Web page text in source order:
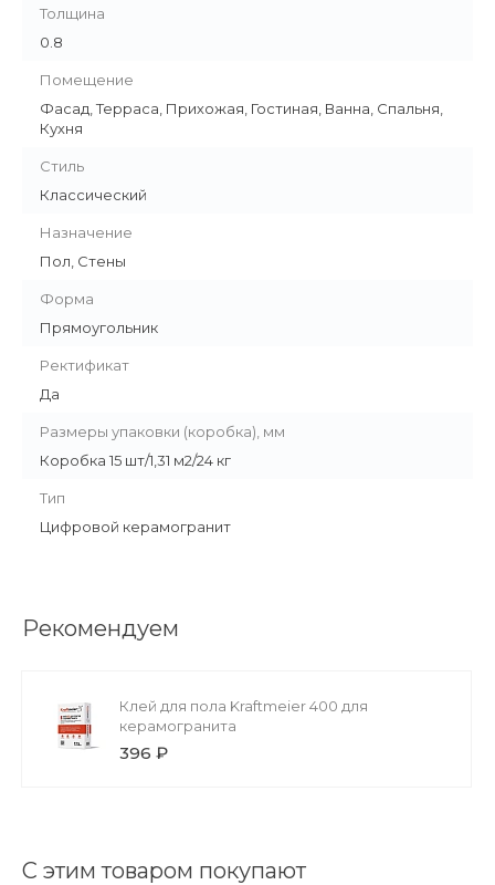
Толщина
0.8
Помещение
Фасад, Терраса, Прихожая, Гостиная, Ванна, Спальня,
Кухня
Стиль
Классический
Назначение
Пол, Стены
Форма
Прямоугольник
Ректификат
Да
Размеры упаковки (коробка), мм
Коробка 15 шт/1,31 м2/24 кг
Тип
Цифровой керамогранит
Рекомендуем
Клей для пола Kraftmeier 400 для
керамогранита
396 ₽
С этим товаром покупают